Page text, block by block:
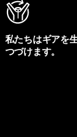
私たちはギアを
つづけます。